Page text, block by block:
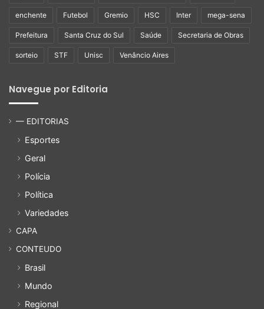
enchente Futebol Gremio HSC Inter mega-sena
Prefeitura Santa Cruz do Sul Saúde Secretaria de Obras
sorteio STF Unisc Venâncio Aires
Navegue por Editoria
— EDITORIAS
Esportes
Geral
Polícia
Política
Variedades
CAPA
CONTEUDO
Brasil
Mundo
Regional